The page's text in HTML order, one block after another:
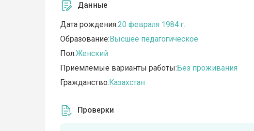
Данные
Дата рождения:20 февраля 1984 г.
Образование:Высшее педагогическое
Пол:Женский
Приемлемые варианты работы:Без проживания
Гражданство:Казахстан
Проверки